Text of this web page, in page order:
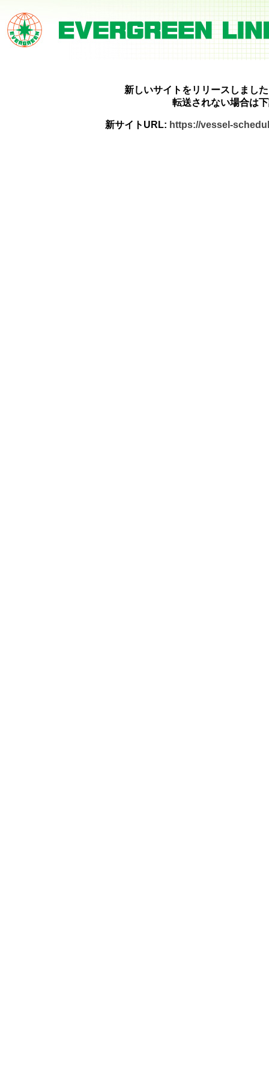
新しいサイトをリリースしまし
転送されない場合は
新サイトURL: https://vessel-